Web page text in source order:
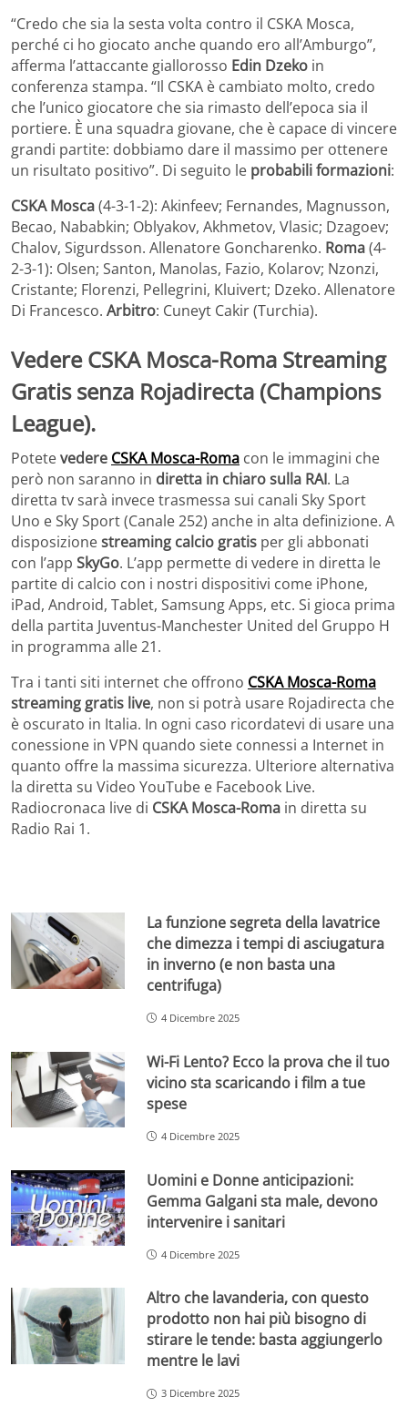
“Credo che sia la sesta volta contro il CSKA Mosca,
perché ci ho giocato anche quando ero all’Amburgo”,
afferma l’attaccante giallorosso Edin Dzeko in
conferenza stampa. “Il CSKA è cambiato molto, credo
che l’unico giocatore che sia rimasto dell’epoca sia il
portiere. È una squadra giovane, che è capace di vincere
grandi partite: dobbiamo dare il massimo per ottenere
un risultato positivo”. Di seguito le probabili formazioni:
CSKA Mosca(4-3-1-2): Akinfeev; Fernandes, Magnusson,
Becao, Nababkin; Oblyakov, Akhmetov, Vlasic; Dzagoev;
Chalov, Sigurdsson. Allenatore Goncharenko. Roma(4-
2-3-1): Olsen; Santon, Manolas, Fazio, Kolarov; Nzonzi,
Cristante; Florenzi, Pellegrini, Kluivert; Dzeko. Allenatore
Di Francesco. Arbitro: Cuneyt Cakir (Turchia).
VedereCSKA Mosca-Roma Streaming
Gratis senza Rojadirecta (Champions
League).
Potetevedere CSKA Mosca-Roma con le immagini che
però non saranno in diretta in chiaro sulla RAI. La
diretta tv sarà invece trasmessa sui canali Sky Sport
Uno e Sky Sport (Canale 252) anche in alta definizione. A
disposizionestreaming calcio gratis per gli abbonati
con l’app SkyGo. L’app permette di vedere in diretta le
partite di calcio con i nostri dispositivi come iPhone,
iPad, Android, Tablet, Samsung Apps, etc. Si gioca prima
della partita Juventus-Manchester United del Gruppo H
in programma alle 21.
Tra i tanti siti internet che offrono CSKA Mosca-Roma
streaming gratis live, non si potrà usare Rojadirecta che
è oscurato in Italia. In ogni caso ricordatevi di usare una
conessione in VPN quando siete connessi a Internet in
quanto offre la massima sicurezza. Ulteriore alternativa
la diretta su Video YouTube e Facebook Live.
Radiocronaca live di CSKA Mosca-Roma in diretta su
Radio Rai 1.
La funzione segreta della lavatrice
che dimezza i tempi di asciugatura
in inverno (e non basta una
centrifuga)
4 Dicembre 2025
Wi-Fi Lento? Ecco la prova che il tuo
vicino sta scaricando i film a tue
spese
4 Dicembre 2025
Uomini e Donne anticipazioni:
Gemma Galgani sta male, devono
intervenire i sanitari
4 Dicembre 2025
Altro che lavanderia, con questo
prodotto non hai più bisogno di
stirare le tende: basta aggiungerlo
mentre le lavi
3 Dicembre 2025